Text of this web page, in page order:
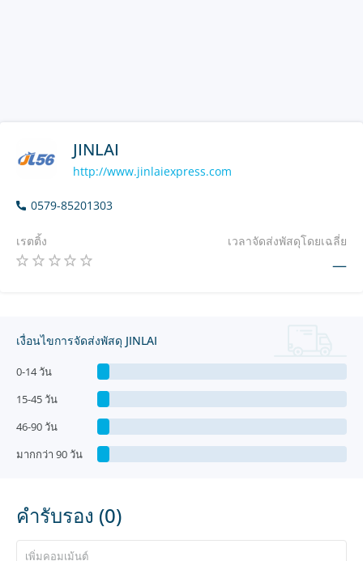
JINLAI
http://www.jinlaiexpress.com
0579-85201303
เรตติ้ง เวลาจัดส่งพัสดุโดยเฉลี่ย
—
เงื่อนไขการจัดส่งพัสดุ JINLAI
0-14 วัน
15-45 วัน
46-90 วัน
มากกว่า 90 วัน
คำรับรอง (0)